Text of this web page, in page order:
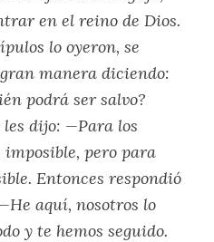
en el reino de Dios.
lo oyeron, se
manera diciendo:
podrá ser salvo?
les dijo: —Para los
imposible, pero para
Entonces respondió
aquí, nosotros lo
y te hemos seguido.